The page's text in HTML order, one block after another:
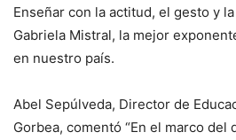
Enseñar con la actitud, el gesto y
Gabriela Mistral, la mejor
en nuestro país.
Abel Sepúlveda, Director de
Gorbea, comentó “En el marco del